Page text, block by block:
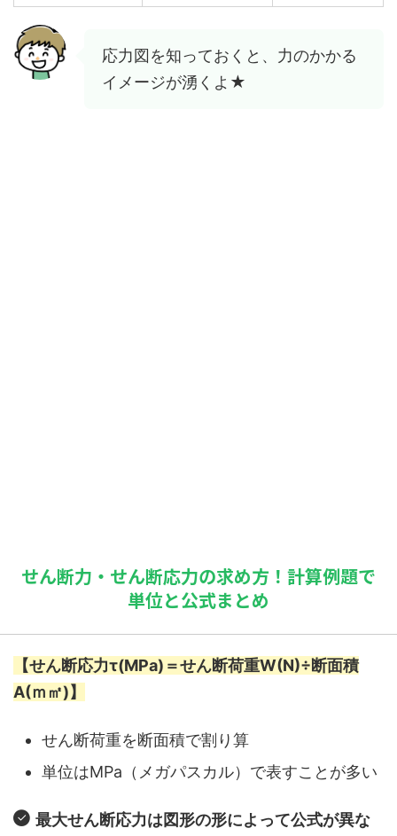
応力図を知っておくと、力のかかる
イメージが湧くよ★
せん断力・せん断応力の求め方！計算例題で
単位と公式まとめ
【せん断応力τ(MPa)＝せん断荷重W(N)÷断面積
A(ｍ㎡)】
せん断荷重を断面積で割り算
単位はMPa（メガパスカル）で表すことが多い
最大せん断応力は図形の形によって公式が異な